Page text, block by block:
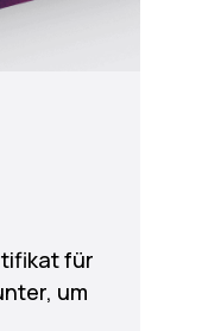
für
um